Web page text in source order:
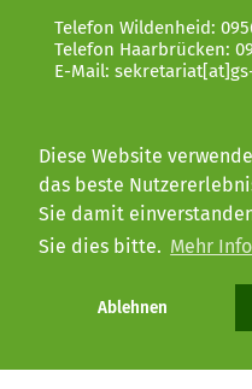
Diese Website
das beste
Sie damit
Sie dies bitte. Mehr
Ablehnen
Telefon Wildenheid:
Telefon Haarbrücken:
E-Mail:
Kontakt
Impressum